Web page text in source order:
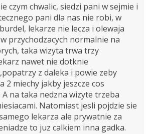
czym chwalic, siedzi pani w sejmie i
pani dla nas nie robi, w
lekarze nie lecza i olewaja
przychodzacych normalnie na
taka wizyta trwa trzy
nawet nie dotknie
z daleka i powie zeby
2 miechy jakby jeszcze cos
na taka nedzna wizyte trzeba
Natomiast jesli pojdzie sie
lekarza ale prywatnie za
to juz calkiem inna gadka.